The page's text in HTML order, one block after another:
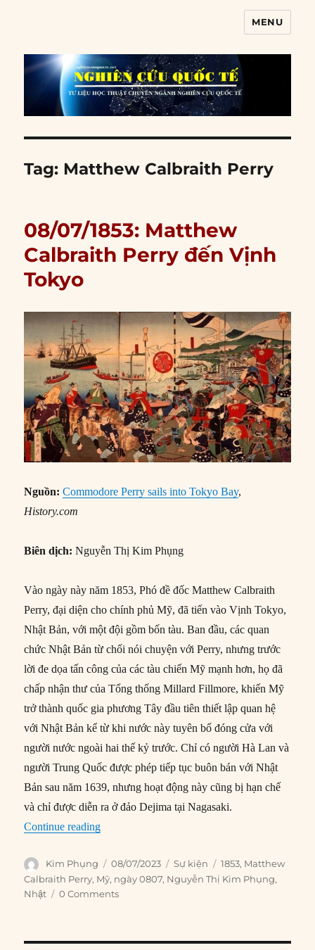
MENU
Tag: Matthew Calbraith Perry
08/07/1853: Matthew
Calbraith Perry đến Vịnh
Tokyo
Nguồn:Commodore Perry sails into Tokyo Bay,
History.com
Biên dịch:Nguyễn Thị Kim Phụng
Vào ngày này năm 1853, Phó đề đốc Matthew Calbraith
Perry, đại diện cho chính phủ Mỹ, đã tiến vào Vịnh Tokyo,
Nhật Bản, với một đội gồm bốn tàu. Ban đầu, các quan
chức Nhật Bản từ chối nói chuyện với Perry, nhưng trước
lời đe dọa tấn công của các tàu chiến Mỹ mạnh hơn, họ đã
chấp nhận thư của Tổng thống Millard Fillmore, khiến Mỹ
trở thành quốc gia phương Tây đầu tiên thiết lập quan hệ
với Nhật Bản kể từ khi nước này tuyên bố đóng cửa với
người nước ngoài hai thế kỷ trước. Chỉ có người Hà Lan và
người Trung Quốc được phép tiếp tục buôn bán với Nhật
Bản sau năm 1639, nhưng hoạt động này cũng bị hạn chế
và chỉ được diễn ra ở đảo Dejima tại Nagasaki.
Continue reading“08/07/1853: Matthew Calbraith Perry đến
Author
Kim Phụng
Posted
on
08/07/2023 Categories
Sự kiện Tags
1853, Matthew
Calbraith Perry, Mỹ, ngày 0807, Nguyễn Thị Kim Phụng,
Nhật
0 Comments